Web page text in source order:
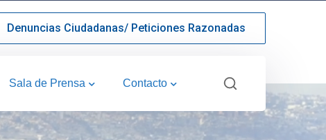
Denuncias Ciudadanas/ Peticiones Razonadas
Sala de Prensa Contacto